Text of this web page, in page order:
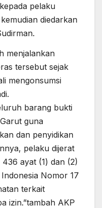
pelaku
diedarkan
menjalankan
tersebut sejak
mengonsumsi
barang bukti
guna
dan penyidikan
pelaku dijerat
ayat (1) dan (2)
Nomor 17
terkait
izin.”tambah AKP